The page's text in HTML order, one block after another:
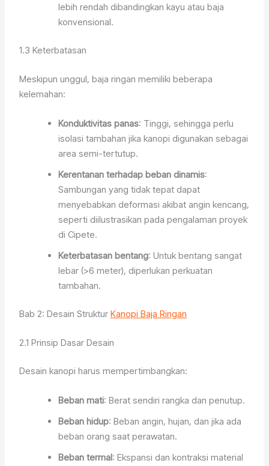
lebih rendah dibandingkan kayu atau baja
konvensional.
1.3 Keterbatasan
Meskipun unggul, baja ringan memiliki beberapa
kelemahan:
Konduktivitas panas: Tinggi, sehingga perlu
isolasi tambahan jika kanopi digunakan sebagai
area semi-tertutup.
Kerentanan terhadap beban dinamis:
Sambungan yang tidak tepat dapat
menyebabkan deformasi akibat angin kencang,
seperti diilustrasikan pada pengalaman proyek
di Cipete.
Keterbatasan bentang: Untuk bentang sangat
lebar (>6 meter), diperlukan perkuatan
tambahan.
Bab 2: Desain StrukturKanopi Baja Ringan
2.1 Prinsip Dasar Desain
Desain kanopi harus mempertimbangkan:
Beban mati: Berat sendiri rangka dan penutup.
Beban hidup: Beban angin, hujan, dan jika ada
beban orang saat perawatan.
Beban termal: Ekspansi dan kontraksi material